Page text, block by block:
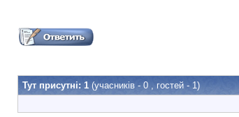
Тут присутні: 1 (учасників - 0 , гостей - 1)